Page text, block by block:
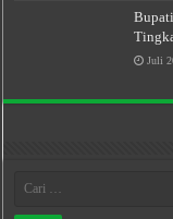
Juli